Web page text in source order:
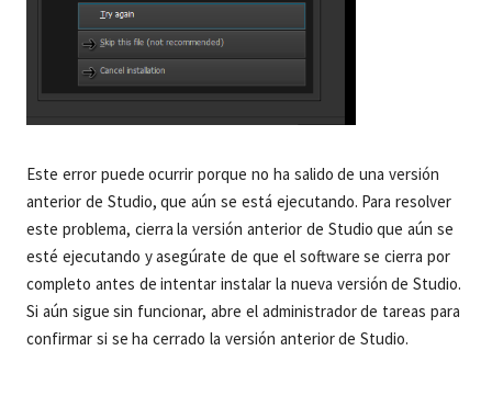
Este error puede ocurrir porque no ha salido de una versión
anterior de Studio, que aún se está ejecutando. Para resolver
este problema, cierra la versión anterior de Studio que aún se
esté ejecutando y asegúrate de que el software se cierra por
completo antes de intentar instalar la nueva versión de Studio.
Si aún sigue sin funcionar, abre el administrador de tareas para
confirmar si se ha cerrado la versión anterior de Studio.